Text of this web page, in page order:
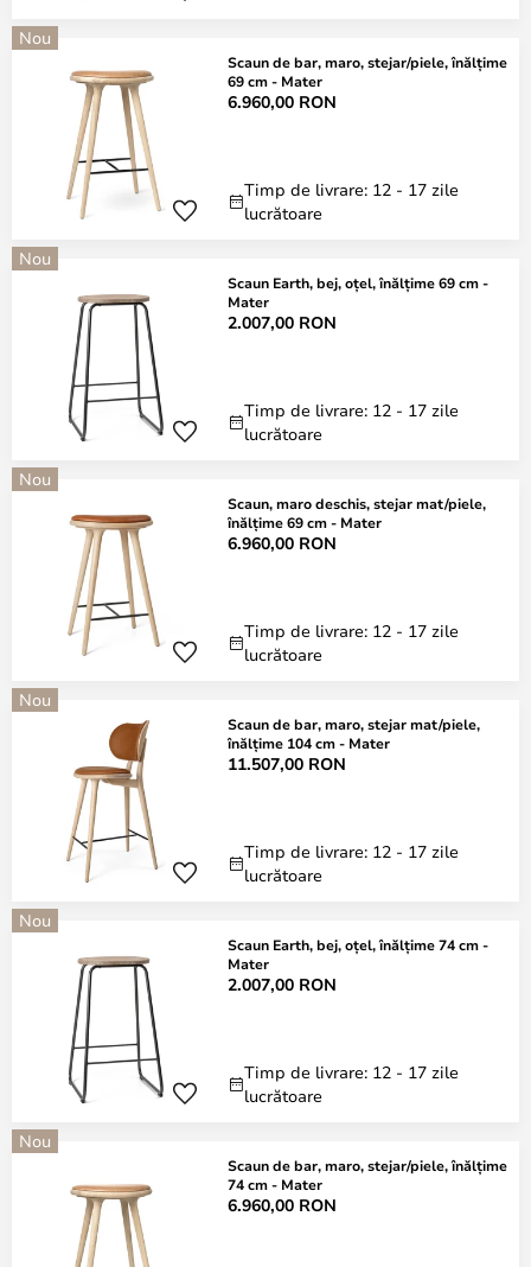
Nou
Scaun de bar, maro, stejar/piele, înălțime
69 cm - Mater
6.960,00 RON
Timp de livrare: 12 - 17 zile
lucrătoare
Nou
Scaun Earth, bej, oțel, înălțime 69 cm -
Mater
2.007,00 RON
Timp de livrare: 12 - 17 zile
lucrătoare
Nou
Scaun, maro deschis, stejar mat/piele,
înălțime 69 cm - Mater
6.960,00 RON
Timp de livrare: 12 - 17 zile
lucrătoare
Nou
Scaun de bar, maro, stejar mat/piele,
înălțime 104 cm - Mater
11.507,00 RON
Timp de livrare: 12 - 17 zile
lucrătoare
Nou
Scaun Earth, bej, oțel, înălțime 74 cm -
Mater
2.007,00 RON
Timp de livrare: 12 - 17 zile
lucrătoare
Nou
Scaun de bar, maro, stejar/piele, înălțime
74 cm - Mater
6.960,00 RON